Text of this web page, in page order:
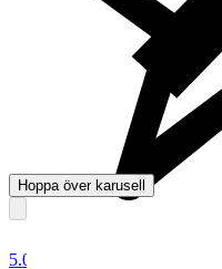
5.0
Hoppa över karusell